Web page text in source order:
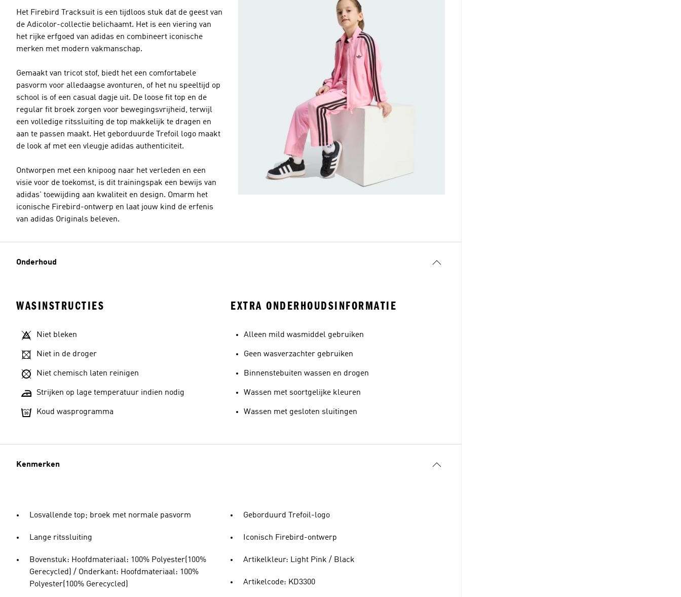
Het Firebird Tracksuit is een tijdloos stuk dat de geest van
de Adicolor-collectie belichaamt. Het is een viering van
het rijke erfgoed van adidas en combineert iconische
merken met modern vakmanschap.
Gemaakt van tricot stof, biedt het een comfortabele
pasvorm voor alledaagse avonturen, of het nu speeltijd op
school is of een casual dagje uit. De loose fit top en de
regular fit broek zorgen voor bewegingsvrijheid, terwijl
een volledige ritssluiting de top makkelijk te dragen en
aan te passen maakt. Het geborduurde Trefoil logo maakt
de look af met een vleugje adidas authenticiteit.
Ontworpen met een knipoog naar het verleden en een
visie voor de toekomst, is dit trainingspak een bewijs van
adidas' toewijding aan kwaliteit en design. Omarm het
iconische Firebird-ontwerp en laat jouw kind de erfenis
van adidas Originals beleven.
Onderhoud
WASINSTRUCTIES
Niet bleken
Niet in de droger
Niet chemisch laten reinigen
Strijken op lage temperatuur indien nodig
Koud wasprogramma
EXTRA ONDERHOUDSINFORMATIE
Alleen mild wasmiddel gebruiken
Geen wasverzachter gebruiken
Binnenstebuiten wassen en drogen
Wassen met soortgelijke kleuren
Wassen met gesloten sluitingen
Kenmerken
Losvallende top; broek met normale pasvorm
Lange ritssluiting
Bovenstuk: Hoofdmateriaal: 100% Polyester(100%
Gerecycled) / Onderkant: Hoofdmateriaal: 100%
Polyester(100% Gerecycled)
Geborduurd Trefoil-logo
Iconisch Firebird-ontwerp
Artikelkleur: Light Pink / Black
Artikelcode: KD3300